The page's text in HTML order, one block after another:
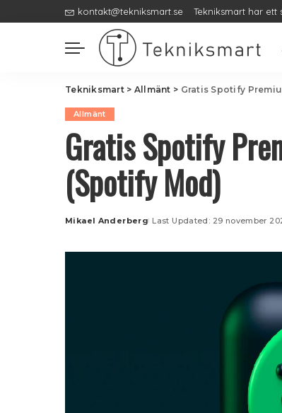
kontakt@tekniksmart.se Tekniksmart har
Tekniksmart> Allmänt > Gratis Spotify
Allmänt
Gratis Spotify
(Spotify Mod)
Posted
Mikael Anderberg Last Updated: 29 november